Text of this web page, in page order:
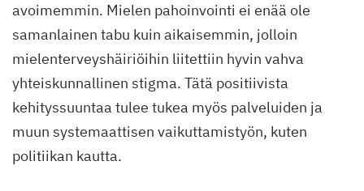
avoimemmin. Mielen pahoinvointi ei enää ole
samanlainen tabu kuin aikaisemmin, jolloin
mielenterveyshäiriöihin liitettiin hyvin vahva
yhteiskunnallinen stigma. Tätä positiivista
kehityssuuntaa tulee tukea myös palveluiden ja
muun systemaattisen vaikuttamistyön, kuten
politiikan kautta.